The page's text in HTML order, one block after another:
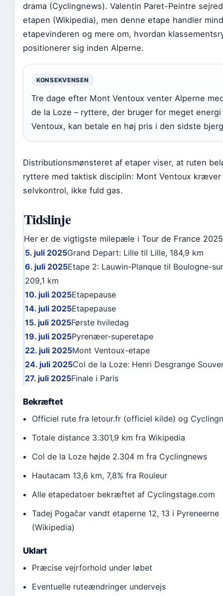
drama (Cyclingnews). Valentin Paret-Peintre
etapen (Wikipedia), men denne etape handler
etapevinderen og mere om, hvordan
positionerer sig inden Alperne.
KONSEKVENSEN
Tre dage efter Mont Ventoux venter Alperne
de la Loze – ryttere, der bruger for meget energi
Ventoux, kan betale en høj pris i den sidste
Distributionsmønsteret af etaper viser, at ruten
ryttere med taktisk disciplin: Mont Ventoux kræver
selvkontrol, ikke fuld gas.
Tidslinje
Her er de vigtigste milepæle i Tour de France
5. juli 2025Grand Depart: Lille til Lille, 184,9 km
6. juli 2025Etape 2: Lauwin-Planque til Boulogne-
209,1 km
10. juli 2025Etapepause
14. juli 2025Etapepause
15. juli 2025Første hviledag
19. juli 2025Pyrenæer-superetape
22. juli 2025Mont Ventoux-etape
24. juli 2025Col de la Loze: Henri Desgrange
27. juli 2025Finale i Paris
Bekræftet
Officiel rute fra letour.fr (officiel kilde) og
Totale distance 3.301,9 km fra Wikipedia
Col de la Loze højde 2.304 m fra Cyclingnews
Hautacam 13,6 km, 7,8% fra Rouleur
Alle etapedatoer bekræftet af Cyclingstage.com
Tadej Pogačar vandt etaperne 12, 13 i Pyreneerne
(Wikipedia)
Uklart
Præcise vejrforhold under løbet
Eventuelle ruteændringer undervejs